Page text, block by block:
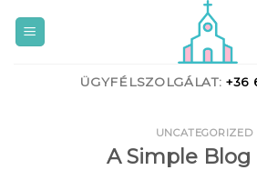
ÜGYFÉLSZOLGÁLAT:+36
UNCATEGORIZED
A Simple Blog